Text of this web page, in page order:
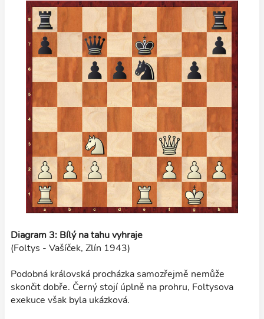
Diagram 3: Bílý na tahu vyhraje
(Foltys - Vašíček, Zlín 1943)
Podobná královská procházka samozřejmě nemůže
skončit dobře. Černý stojí úplně na prohru, Foltysova
exekuce však byla ukázková.